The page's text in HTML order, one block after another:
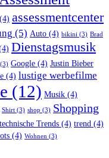
(4) assessmentcenter
(5) Auto (4) bikini (3) Brad
Dienstagsmusik
(3) Google (4) Justin Bieber
(4) lustige werbefilme
(12) Musik (4)
Shirt (3) shop (3) Shopping
technische Trends (4) trend (4)
(4) Wohnen (3)